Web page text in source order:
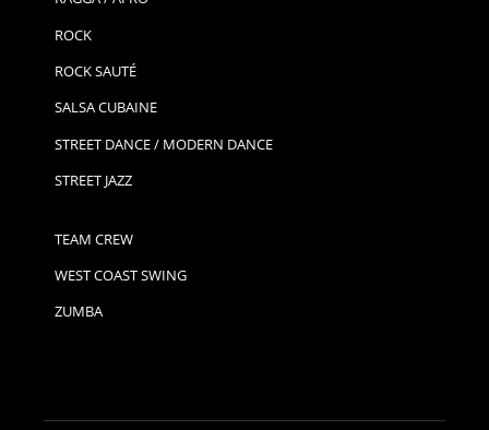
ROCK
ROCK SAUTÉ
SALSA CUBAINE
STREET DANCE / MODERN DANCE
STREET JAZZ
TEAM CREW
WEST COAST SWING
ZUMBA